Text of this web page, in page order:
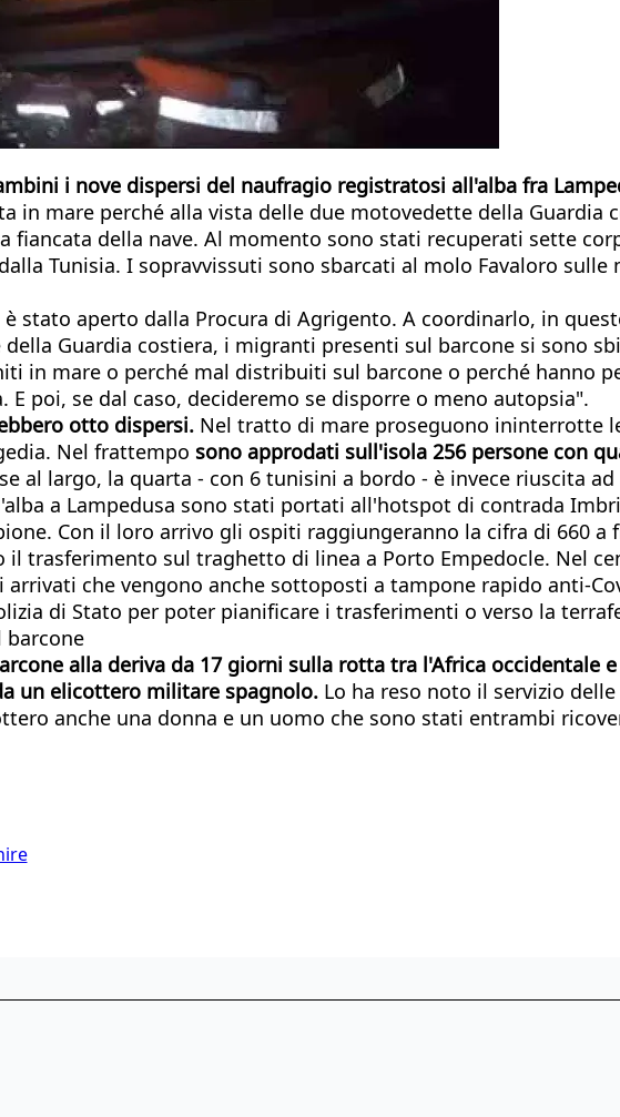
i nove dispersi del naufragio registratosi all'alba fra
in mare perché alla vista delle due motovedette della Guardia
della nave. Al momento sono stati recuperati sette
Tunisia. I sopravvissuti sono sbarcati al molo Favaloro
stato aperto dalla Procura di Agrigento. A coordinarlo, in
Guardia costiera, i migranti presenti sul barcone si sono
in mare o perché mal distribuiti sul barcone o perché hanno
poi, se dal caso, decideremo se disporre o meno autopsia".
otto dispersi. Nel tratto di mare proseguono ininterrotte
Nel frattempo sono approdati sull'isola 256 persone con
al largo, la quarta - con 6 tunisini a bordo - è invece riuscita
a Lampedusa sono stati portati all'hotspot di contrada
Con il loro arrivo gli ospiti raggiungeranno la cifra di 660
trasferimento sul traghetto di linea a Porto Empedocle. Nel
che vengono anche sottoposti a tampone rapido anti-
di Stato per poter pianificare i trasferimenti o verso la
barcone
alla deriva da 17 giorni sulla rotta tra l'Africa occidentale
un elicottero militare spagnolo. Lo ha reso noto il servizio
anche una donna e un uomo che sono stati entrambi